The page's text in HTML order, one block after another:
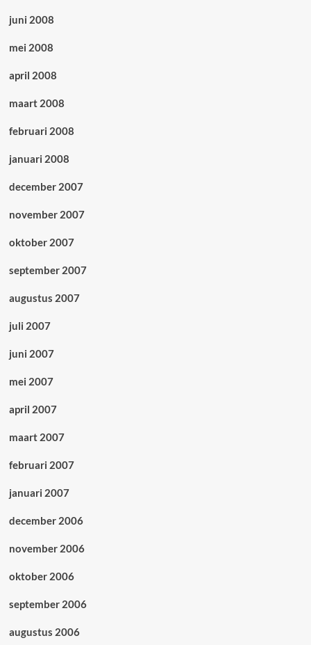
juni 2008
mei 2008
april 2008
maart 2008
februari 2008
januari 2008
december 2007
november 2007
oktober 2007
september 2007
augustus 2007
juli 2007
juni 2007
mei 2007
april 2007
maart 2007
februari 2007
januari 2007
december 2006
november 2006
oktober 2006
september 2006
augustus 2006